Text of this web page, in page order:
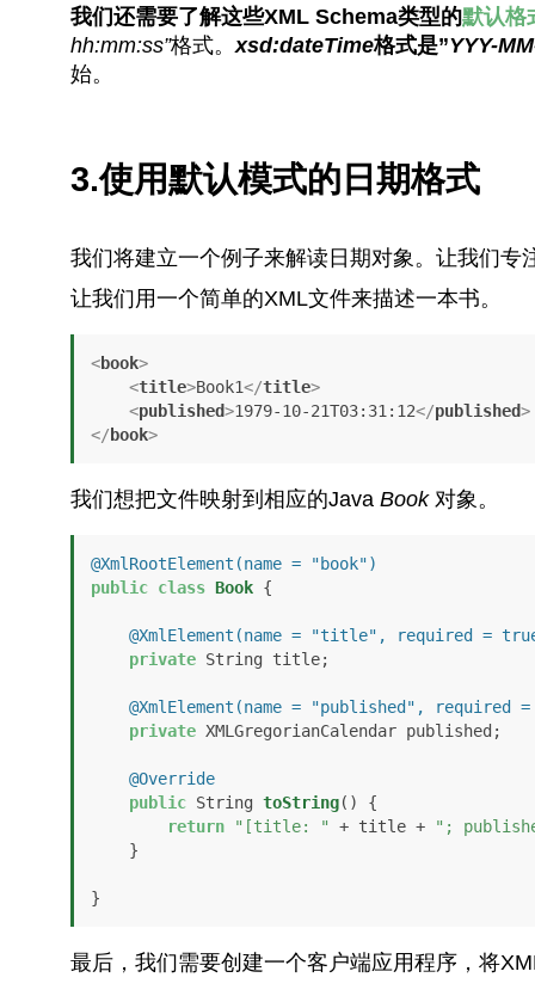
我们还需要了解这些XML Schema类型的默认格
hh:mm:ss”格式。xsd:dateTime格式是”YYY-
始。
3.使用默认模式的日期格式
我们将建立一个例子来解读日期对象。让我们专
让我们用一个简单的XML文件来描述一本书。
<book>
<title>Book1</title>
<published>1979-10-21T03:31:12</published>
</ book>
我们想把文件映射到相应的Java Book对象。
@XmlRootElement(name = "book")
public class Book {
@XmlElement(name = "title", required =
private String title;
@XmlElement(name = "published", required
private XMLGregorianCalendar published;
@Override
public String toString()
{
return
"[title: " + title +
";
}
最后，我们需要创建一个客户端应用程序，将